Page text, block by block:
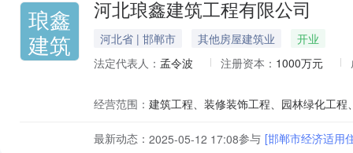
琅鑫
建筑
河北琅鑫建筑工程有限公司
河北省 | 邯郸市 其他房屋建筑业
开业
法定代表人： 孟令波 注册资本： 1000万元
经营范围：
最新动态： 2025-05-12 17:08参与 [邯郸市经济适用